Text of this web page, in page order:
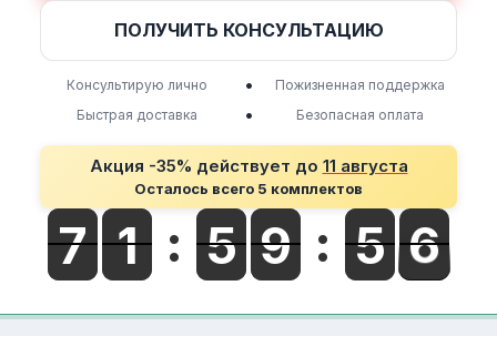
ПОЛУЧИТЬ КОНСУЛЬТАЦИЮ
Консультирую лично •
Пожизненная поддержка
Быстрая доставка
• Безопасная оплата
Акция -35% действует до 11 августа
Осталось всего 5 комплектов